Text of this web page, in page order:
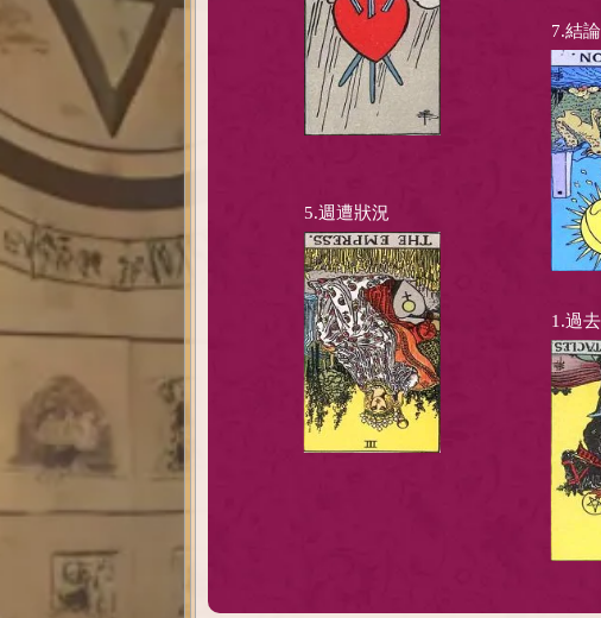
1.過去
5.週遭狀況
7.結論